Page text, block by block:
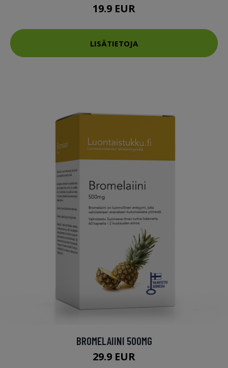
19.9 EUR
LISÄTIETOJA
BROMELAIINI 500MG
29.9 EUR